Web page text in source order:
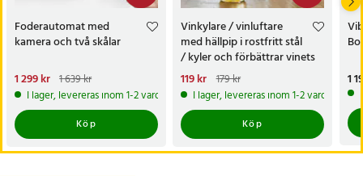
Foderautomat med
kamera och två skålar
Nuvarande pris:
1 299 krTidigare pris:1 639 kr
1 299 kr 1 639 kr
I lager, levereras inom 1-2 vardagar
Köp
Vinkylare / vinluftare
med hällpip i rostfritt stål
/ kyler och förbättrar vinets
smak
Nuvarande pris
119 krTidigare pris:179 kr
119 kr 179 kr
I lager, levereras inom 1-2 vardagar
Köp
1